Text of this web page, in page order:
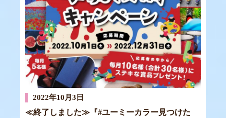
2022年10月3日
≪終了しました≫『#ユーミーカラー見つけた